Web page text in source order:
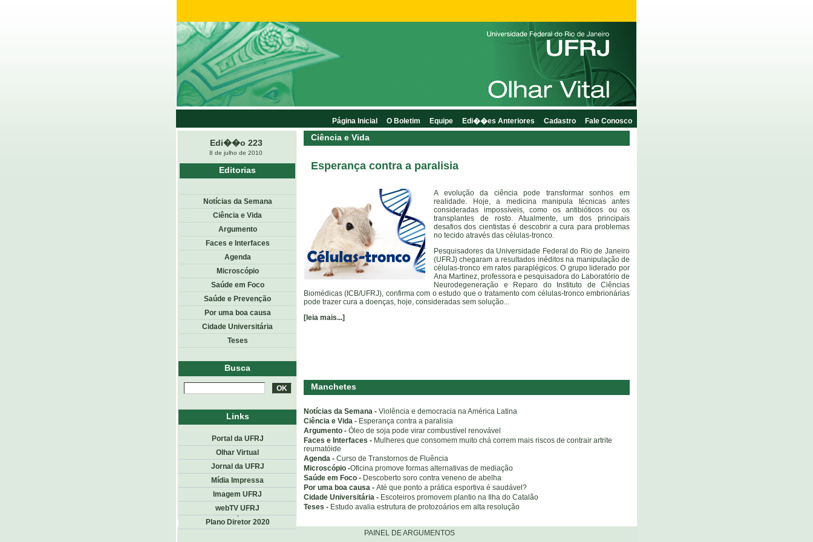
Edi��o 223
8 de julho de 2010
Ciência e Vida
Esperança contra a paralisia
A evolução da ciência pode transformar sonhos em
realidade. Hoje, a medicina manipula técnicas antes
consideradas impossíveis, como os antibióticos ou os
transplantes de rosto. Atualmente, um dos principais
desafios dos cientistas é descobrir a cura para problemas
no tecido através das células-tronco.
Pesquisadores da Universidade Federal do Rio de Janeiro
(UFRJ) chegaram a resultados inéditos na manipulação de
células-tronco em ratos paraplégicos. O grupo liderado por
Ana Martinez, professora e pesquisadora do Laboratório de
Neurodegeneração e Reparo do Instituto de Ciências
Biomédicas (ICB/UFRJ), confirma com o estudo que o tratamento com células-tronco embrionárias
pode trazer cura a doenças, hoje, consideradas sem solução...
[leia mais...]
Manchetes
Notícias da Semana - Violência e democracia na América Latina
Ciência e Vida - Esperança contra a paralisia
Argumento - Óleo de soja pode virar combustível renovável
Faces e Interfaces - Mulheres que consomem muito chá correm mais riscos de contrair artrite
reumatóide
Agenda - Curso de Transtornos de Fluência
Microscópio -Oficina promove formas alternativas de mediação
Saúde em Foco - Descoberto soro contra veneno de abelha
Por uma boa causa - Até que ponto a prática esportiva é saudável?
Cidade Universitária - Escoteiros promovem plantio na Ilha do Catalão
Teses - Estudo avalia estrutura de protozoários em alta resolução
Editorias
Notícias da Semana
Ciência e Vida
Argumento
Faces e Interfaces
Agenda
Microscópio
Saúde em Foco
Saúde e Prevenção
Por uma boa causa
Cidade Universitária
Teses
Busca
Página Inicial O Boletim Equipe Edi��es Anteriores Cadastro Fale Conosco
Links
Portal da UFRJ
Olhar Virtual
Jornal da UFRJ
Mídia Impressa
Imagem UFRJ
webTV UFRJ
Plano Diretor 2020
<< voltar Topo
PAINEL DE ARGUMENTOS